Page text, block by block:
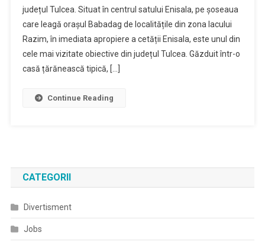
județul Tulcea. Situat în centrul satului Enisala, pe șoseaua
care leagă orașul Babadag de localitățile din zona lacului
Razim, în imediata apropiere a cetății Enisala, este unul din
cele mai vizitate obiective din județul Tulcea. Găzduit într-o
casă țărănească tipică, […]
Continue Reading
CATEGORII
Divertisment
Jobs